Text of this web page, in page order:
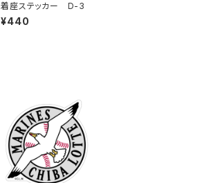
着座ステッカー D-3
¥440